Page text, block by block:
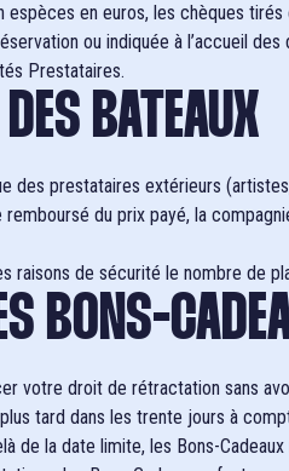
en euros, les chèques
ou indiquée à l’accueil
Prestataires.
BATEAUX
prestataires extérieurs
du prix payé, la
raisons de sécurité le nombre de
BONS-
votre droit de rétractation sans
tard dans les trente jours à
de la date limite, les Bons-